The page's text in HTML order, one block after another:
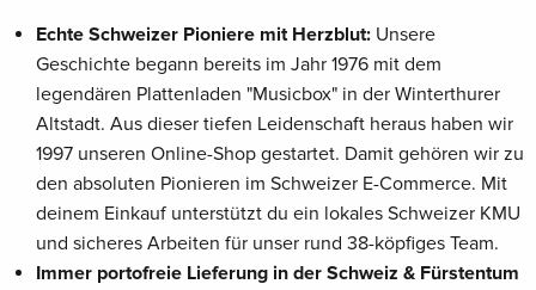
Echte Schweizer Pioniere mit Herzblut: Unsere
Geschichte begann bereits im Jahr 1976 mit dem
legendären Plattenladen "Musicbox" in der Winterthurer
Altstadt. Aus dieser tiefen Leidenschaft heraus haben wir
1997 unseren Online-Shop gestartet. Damit gehören wir zu
den absoluten Pionieren im Schweizer E-Commerce. Mit
deinem Einkauf unterstützt du ein lokales Schweizer KMU
und sicheres Arbeiten für unser rund 38-köpfiges Team.
Immer portofreie Lieferung in der Schweiz & Fürstentum